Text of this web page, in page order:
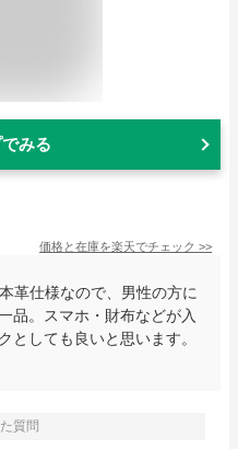
みる
価格と在庫を楽天でチェック >>
革仕様なので、男性の方に
品。スマホ・財布などが入
としても良いと思います。
質問